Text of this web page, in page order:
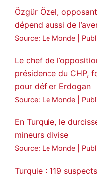
🔴DEM Party
statement on
🔗https://
3
Özgür Özel,
dépend aussi de
Source: Le Monde
Le chef de
présidence du CHP,
pour défier Erdogan
Source: Le Monde
En Turquie, le
mineurs divise
Source: Le Monde
Turquie : 119